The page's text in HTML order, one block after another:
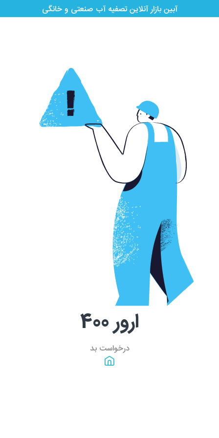
آبین بازار آنلاین تصفیه آب صنعتی و خانگی
ارور400
درخواست بد